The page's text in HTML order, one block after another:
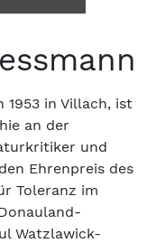
1953 in Villach, ist
an der
und
Ehrenpreis des
Toleranz im
Watzlawick-